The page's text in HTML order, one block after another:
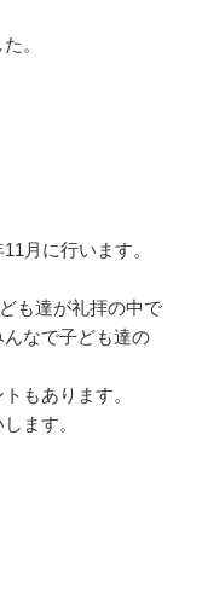
。
月に行います。
も達が礼拝の中で
なで子ども達の
もあります。
ます。